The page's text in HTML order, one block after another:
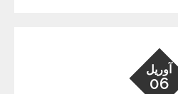
آوریل
06